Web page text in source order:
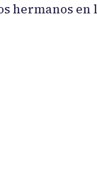
hermanos en